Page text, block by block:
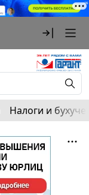
Налоги и